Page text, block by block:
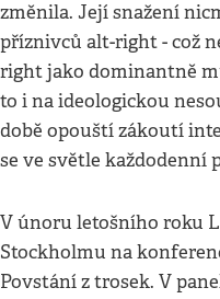
změnila. Její snažení
příznivců alt-right - což
right jako dominantně
to i na ideologickou
době opouští zákoutí
se ve světle každodenní
V únoru letošního roku
Stockholmu na
Povstání z trosek. V